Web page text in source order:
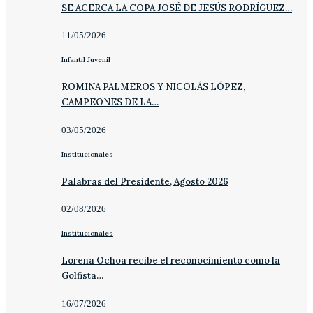
SE ACERCA LA COPA JOSÉ DE JESÚS RODRÍGUEZ…
11/05/2026
Infantil Juvenil
ROMINA PALMEROS Y NICOLÁS LÓPEZ,
CAMPEONES DE LA…
03/05/2026
Institucionales
Palabras del Presidente, Agosto 2026
02/08/2026
Institucionales
Lorena Ochoa recibe el reconocimiento como la
Golfista…
16/07/2026